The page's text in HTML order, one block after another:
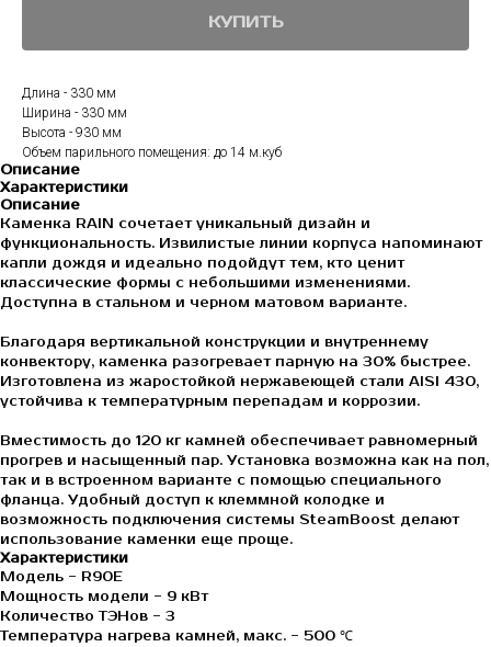
КУПИТЬ
Длина - 330 мм
Ширина - 330 мм
Высота - 930 мм
Объем парильного помещения: до 14 м.куб
Описание
Характеристики
Описание
Каменка RAIN сочетает уникальный дизайн и
функциональность. Извилистые линии корпуса напоминают
капли дождя и идеально подойдут тем, кто ценит
классические формы с небольшими изменениями.
Доступна в стальном и черном матовом варианте.
Благодаря вертикальной конструкции и внутреннему
конвектору, каменка разогревает парную на 30% быстрее.
Изготовлена из жаростойкой нержавеющей стали AISI 430,
устойчива к температурным перепадам и коррозии.
Вместимость до 120 кг камней обеспечивает равномерный
прогрев и насыщенный пар. Установка возможна как на пол,
так и в встроенном варианте с помощью специального
фланца. Удобный доступ к клеммной колодке и
возможность подключения системы SteamBoost делают
использование каменки еще проще.
Характеристики
Модель - R90E
Мощность модели - 9 кВт
Количество ТЭНов - 3
Температура нагрева камней, макс. - 500 ℃